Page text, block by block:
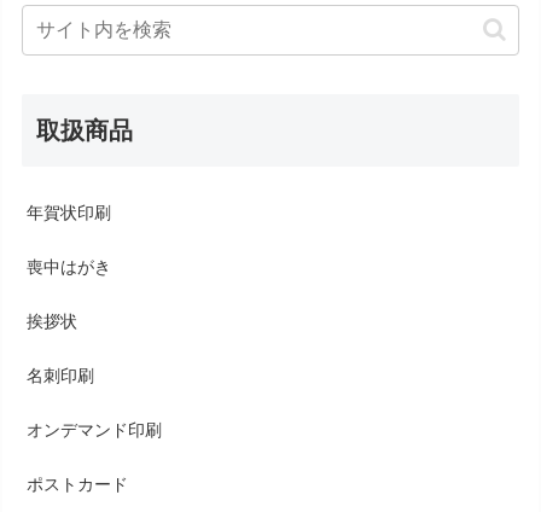
取扱商品
年賀状印刷
喪中はがき
挨拶状
名刺印刷
オンデマンド印刷
ポストカード